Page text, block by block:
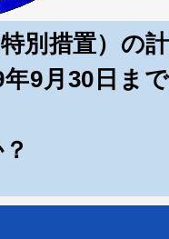
別措置）の計
9月30日まで